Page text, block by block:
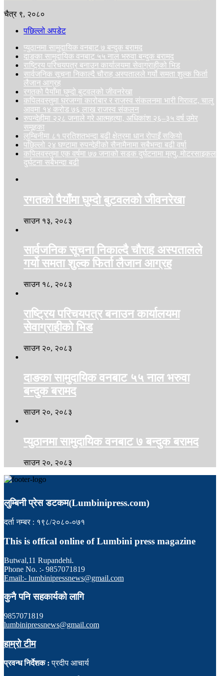
चैत्र ९, २०८०
पछिल्लो अपडेट
प्युठानमा सामुदायिक वनबाट ७ बन्दुक बरामद
दाङका सामुदायिक वनबाट ५५ नाल भरुवा बन्दुक बरामद
राष्ट्रिय परिचयपत्र बनाउन कार्यालयमा सेवाग्राहीको भिड
सार्वजनिक सूचना निकाल्दै चौराह अस्पतालले गर्यो समता शुल्क फिर्ता
लैजान आग्रह
रगतको पैयाँमा घुम्दो बुटवलको जीवनरेखा
कपिलवस्तुमा घरजग्गा कारोबार र राजस्व संकलनमा भारी गिरावट, चालु
आवमा १४ करोड ७६ लाख राजस्व संकलन
रुपन्देहीमा २२८ जनाले गरे आत्महत्या, अधिकांश २६–३५ वर्ष उमेर
समूहका
लुम्बिनीमा ८१ प्रतिशतभन्दा बढी क्षेत्रमा धान रोपाइँ सकियो
पछिल्लो २४ घण्टामा रुपन्देहीको सैनामैनामा सबैभन्दा बढी वर्षा
कपिलवस्तुमा एक वर्षमा ७७ जनाको सडक दुर्घटनामा मृत्यु, मोटरसाइकल
दुर्घटना सबैभन्दा बढी
रगतको पैयाँमा घुम्दो बुटवलको जीवनरेखा
साउन १३, २०८३
सार्वजनिक सूचना निकाल्दै चौराह अस्पतालले
गर्यो समता शुल्क फिर्ता लैजान आग्रह
साउन १८, २०८३
राष्ट्रिय परिचयपत्र बनाउन कार्यालयमा
सेवाग्राहीको भिड
साउन २०, २०८३
दाङका सामुदायिक वनबाट ५५ नाल भरुवा
बन्दुक बरामद
साउन २०, २०८३
प्युठानमा सामुदायिक वनबाट ७ बन्दुक बरामद
साउन २०, २०८३
लुम्बिनी प्रेस डटकम(Lumbinipress.com)
दर्ता नम्बर : १९८/२०८०-०७१
This is offical online of Lumbini press magazine
Butwal,11 Rupandehi.
Phone No. :- 9857071819
Email:- lumbinipressnews@gmail.com
कुनै पनि सहकार्यको लागि
9857071819
lumbinipressnews@gmail.com
हाम्रो टीम
प्रवन्ध निर्देशक : प्रदीप आचार्य